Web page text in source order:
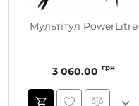
Мультітул PowerLitre
3 060.00 грн